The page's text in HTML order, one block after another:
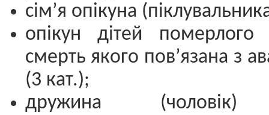
сім’я опікуна
опікун дітей померлого
смерть якого пов’язана з
(3 кат.);
дружина (чоловік)